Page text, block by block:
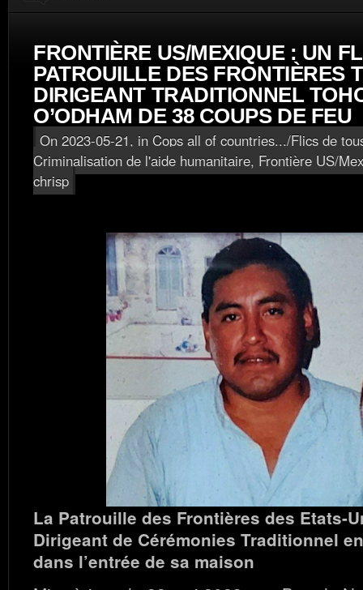
FRONTIÈRE US/MEXIQUE : UN
PATROUILLE DES FRONTIÈRES
DIRIGEANT TRADITIONNEL
O’ODHAM DE 38 COUPS DE FEU
On 2023-05-21, in Cops all of countries.../Flics de
Criminalisation de l'aide humanitaire, Frontière US/
chrisp
La Patrouille des Frontières des Etats-
Dirigeant de Cérémonies Traditionnel
dans l’entrée de sa maison